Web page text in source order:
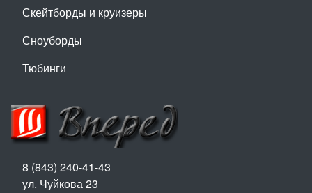
Скейтборды и круизеры
Сноуборды
Тюбинги
8 (843) 240-41-43
ул. Чуйкова 23